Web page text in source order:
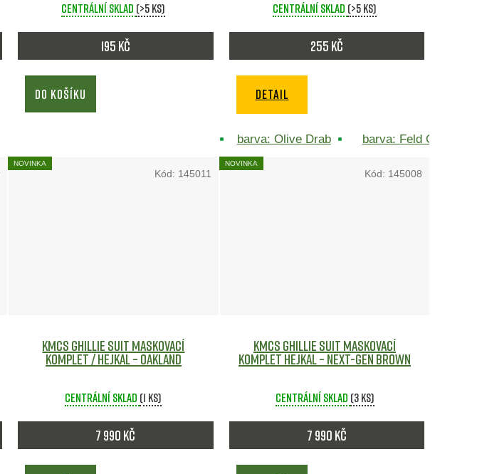
Centrální sklad (>5 ks)
195 Kč
DO KOŠÍKU
Centrální sklad (>5 ks)
255 Kč
DETAIL
barva: Olive Drab barva: Feld Grau
NOVINKA
KMCS Ghillie Suit maskovací
komplet / hejkal – Oakland
Centrální sklad (1 ks)
7 990 Kč
Kód: 145011
NOVINKA
KMCS Ghillie Suit maskovací
komplet hejkal – Next-Gen Brown
Centrální sklad (3 ks)
7 990 Kč
Kód: 145008